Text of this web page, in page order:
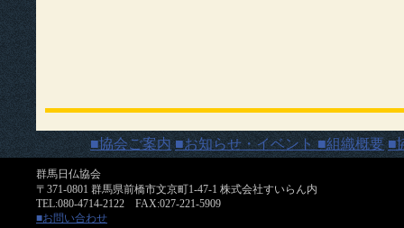
■協会ご案内 ■お知らせ・イベント■組織概要 ■
群馬日仏協会
〒371-0801 群馬県前橋市文京町1-47-1 株式会社すいらん内
TEL:080-4714-2122 FAX:027-221-5909
■お問い合わせ